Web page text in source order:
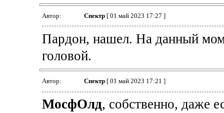
Автор: Спектр[ 01 май 2023 17:27 ]
Пардон, нашел. На данный
головой.
Автор: Спектр[ 01 май 2023 17:21 ]
МосфОлд, собственно, даже